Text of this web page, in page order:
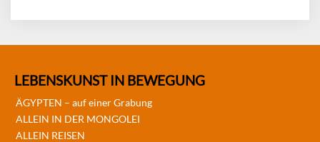
LEBENSKUNST IN BEWEGUNG
ÄGYPTEN – auf einer Grabung
ALLEIN IN DER MONGOLEI
ALLEIN REISEN